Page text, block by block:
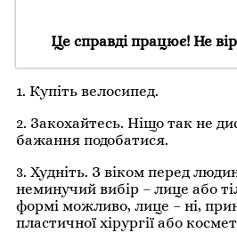
Це справді працює! Не
1. Купіть велосипед.
2. Закохайтесь. Ніщо так не
бажання подобатися.
3. Худніть. З віком перед
неминучий вибір – лице або
формі можливо, лице – ні,
пластичної хірургії або